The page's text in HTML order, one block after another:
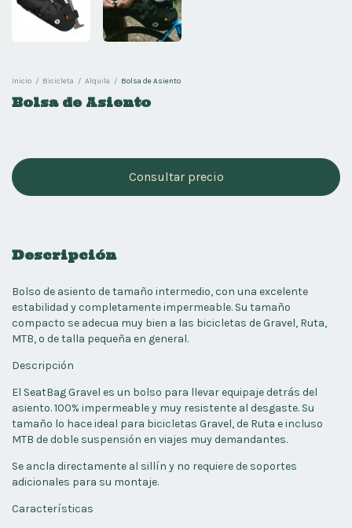
Inicio / Bicicleta / Alquila / Bolsa de Asiento
Bolsa de Asiento
Descripción
Bolso de asiento de tamaño intermedio, con una excelente
estabilidad y completamente impermeable. Su tamaño
compacto se adecua muy bien a las bicicletas de Gravel, Ruta,
MTB, o de talla pequeña en general.
Descripción
El SeatBag Gravel es un bolso para llevar equipaje detrás del
asiento. 100% impermeable y muy resistente al desgaste. Su
tamaño lo hace ideal para bicicletas Gravel, de Ruta e incluso
MTB de doble suspensión en viajes muy demandantes.
Se ancla directamente al sillín y no requiere de soportes
adicionales para su montaje.
Características